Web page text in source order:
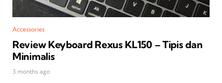
Accessories
Review Keyboard Rexus KL150 – Tipis dan
Minimalis
3 months ago